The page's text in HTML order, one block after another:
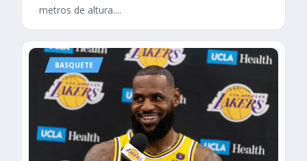
metros de altura....
BASQUETE